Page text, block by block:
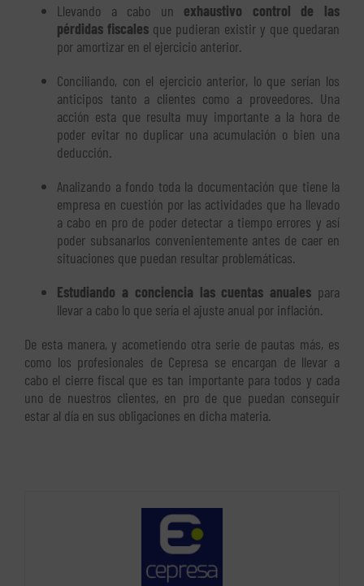
Llevando a cabo un exhaustivo control de las
pérdidas fiscales que pudieran existir y que quedaran
por amortizar en el ejercicio anterior.
Conciliando, con el ejercicio anterior, lo que serían los
anticipos tanto a clientes como a proveedores. Una
acción esta que resulta muy importante a la hora de
poder evitar no duplicar una acumulación o bien una
deducción.
Analizando a fondo toda la documentación que tiene la
empresa en cuestión por las actividades que ha llevado
a cabo en pro de poder detectar a tiempo errores y así
poder subsanarlos convenientemente antes de caer en
situaciones que puedan resultar problemáticas.
Estudiando a conciencia las cuentas anuales para
llevar a cabo lo que sería el ajuste anual por inflación.
De esta manera, y acometiendo otra serie de pautas más, es
como los profesionales de Cepresa se encargan de llevar a
cabo el cierre fiscal que es tan importante para todos y cada
uno de nuestros clientes, en pro de que puedan conseguir
estar al día en sus obligaciones en dicha materia.